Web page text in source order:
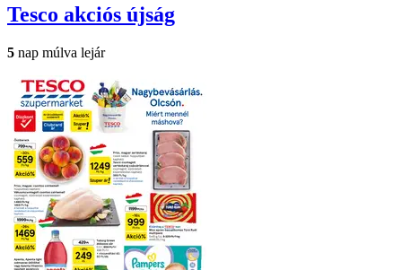
Tesco akciós újság
5 nap múlva lejár